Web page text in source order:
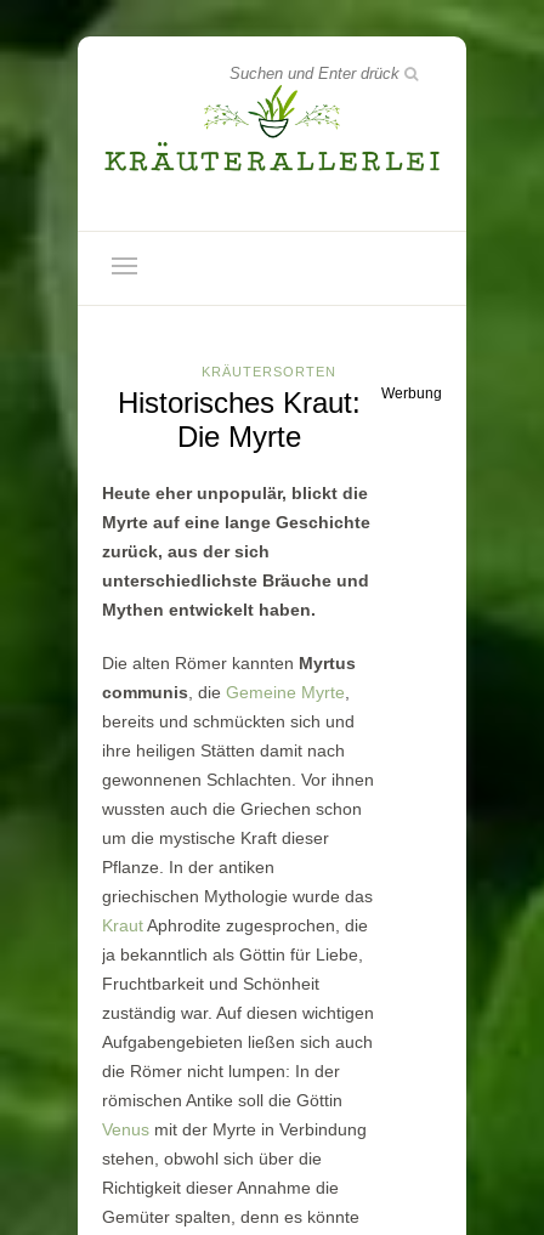
KRÄUTERSORTEN
Historisches Kraut:
Die Myrte
Werbung
Heute eher unpopulär, blickt die
Myrte auf eine lange Geschichte
zurück, aus der sich
unterschiedlichste Bräuche und
Mythen entwickelt haben.
Die alten Römer kannten Myrtus
communis , die Gemeine Myrte
bereits und schmückten sich und
ihre heiligen Stätten damit nach
gewonnenen Schlachten. Vor ihnen
wussten auch die Griechen schon
um die mystische Kraft dieser
Pflanze. In der antiken
griechischen Mythologie wurde das
KrautAphrodite zugesprochen, die
ja bekanntlich als Göttin für Liebe,
Fruchtbarkeit und Schönheit
zuständig war. Auf diesen wichtigen
Aufgabengebieten ließen sich auch
die Römer nicht lumpen: In der
römischen Antike soll die Göttin
Venus mit der Myrte in Verbindung
stehen, obwohl sich über die
Richtigkeit dieser Annahme die
Gemüter spalten, denn es könnte